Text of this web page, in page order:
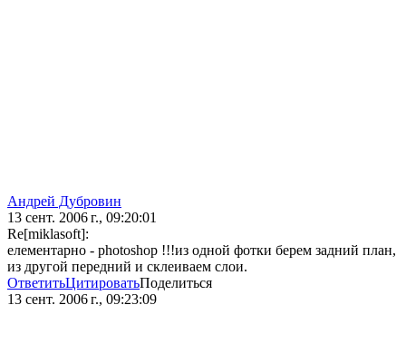
Андрей Дубровин
13 сент. 2006 г., 09:20:01
Re[miklasoft]:
елементарно - photoshop !!!из одной фотки берем задний план,
из другой передний и склеиваем слои.
ОтветитьЦитироватьПоделиться
13 сент. 2006 г., 09:23:09